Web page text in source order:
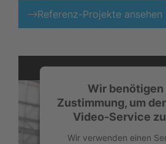
Referenz-Projekte ansehen
Wir benötigen
Zustimmung, um
Video-Service
Wir verwenden einen